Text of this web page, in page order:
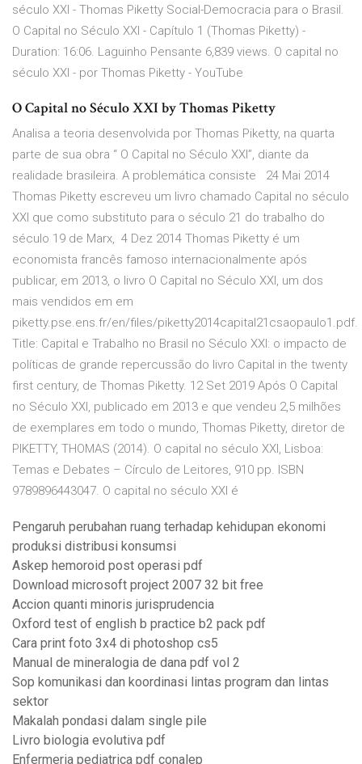
século XXI - Thomas Piketty Social-Democracia para o Brasil.
O Capital no Século XXI - Capítulo 1 (Thomas Piketty) -
Duration: 16:06. Laguinho Pensante 6,839 views. O capital no
século XXI - por Thomas Piketty - YouTube
O Capital no Século XXI by Thomas Piketty
Analisa a teoria desenvolvida por Thomas Piketty, na quarta
parte de sua obra “ O Capital no Século XXI”, diante da
realidade brasileira. A problemática consiste 24 Mai 2014
Thomas Piketty escreveu um livro chamado Capital no século
XXI que como substituto para o século 21 do trabalho do
século 19 de Marx, 4 Dez 2014 Thomas Piketty é um
economista francês famoso internacionalmente após
publicar, em 2013, o livro O Capital no Século XXI, um dos
mais vendidos em em
piketty.pse.ens.fr/en/files/piketty2014capital21csaopaulo1.pdf.
Title: Capital e Trabalho no Brasil no Século XXI: o impacto de
políticas de grande repercussão do livro Capital in the twenty
first century, de Thomas Piketty. 12 Set 2019 Após O Capital
no Século XXI, publicado em 2013 e que vendeu 2,5 milhões
de exemplares em todo o mundo, Thomas Piketty, diretor de
PIKETTY, THOMAS (2014). O capital no século XXI, Lisboa:
Temas e Debates – Círculo de Leitores, 910 pp. ISBN
9789896443047. O capital no século XXI é
Pengaruh perubahan ruang terhadap kehidupan ekonomi
produksi distribusi konsumsi
Askep hemoroid post operasi pdf
Download microsoft project 2007 32 bit free
Accion quanti minoris jurisprudencia
Oxford test of english b practice b2 pack pdf
Cara print foto 3x4 di photoshop cs5
Manual de mineralogia de dana pdf vol 2
Sop komunikasi dan koordinasi lintas program dan lintas
sektor
Makalah pondasi dalam single pile
Livro biologia evolutiva pdf
Enfermeria pediatrica pdf conalep